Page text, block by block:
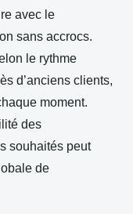
avec le
sans accrocs.
le rythme
d’anciens clients,
moment.
des
souhaités peut
de